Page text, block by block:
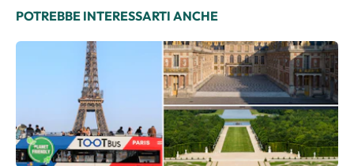
POTREBBE INTERESSARTI ANCHE